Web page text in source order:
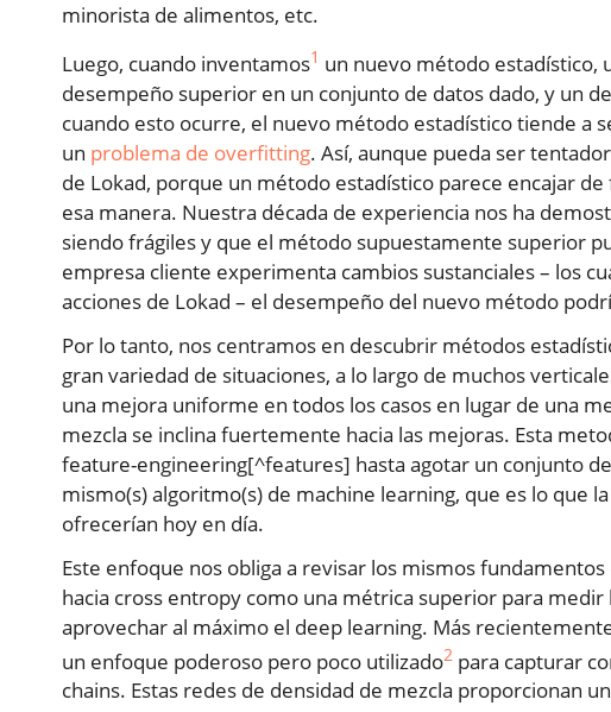
minorista de alimentos, etc.
Luego, cuando inventamos1 un nuevo método estadístico,
desempeño superior en un conjunto de datos dado, y un
cuando esto ocurre, el nuevo método estadístico tiende a
un problema de overfitting. Así, aunque pueda ser
de Lokad, porque un método estadístico parece encajar
esa manera. Nuestra década de experiencia nos ha
siendo frágiles y que el método supuestamente superior
empresa cliente experimenta cambios sustanciales – los
acciones de Lokad – el desempeño del nuevo método
Por lo tanto, nos centramos en descubrir métodos
gran variedad de situaciones, a lo largo de muchos
una mejora uniforme en todos los casos en lugar de una
mezcla se inclina fuertemente hacia las mejoras. Esta
feature-engineering[^features] hasta agotar un conjunto
mismo(s) algoritmo(s) de machine learning, que es lo que
ofrecerían hoy en día.
Este enfoque nos obliga a revisar los mismos fundamentos
hacia cross entropy como una métrica superior para
aprovechar al máximo el deep learning. Más
un enfoque poderoso pero poco utilizado2 para capturar
chains. Estas redes de densidad de mezcla proporcionan